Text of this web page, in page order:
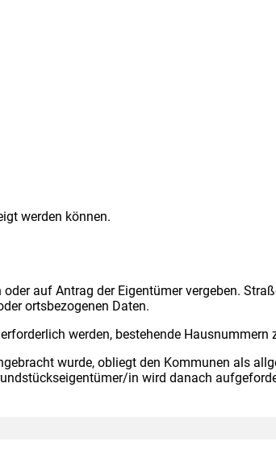
werden können.
auf Antrag der Eigentümer vergeben.
ortsbezogenen Daten.
werden, bestehende Hausnummern
wurde, obliegt den Kommunen als
in wird danach